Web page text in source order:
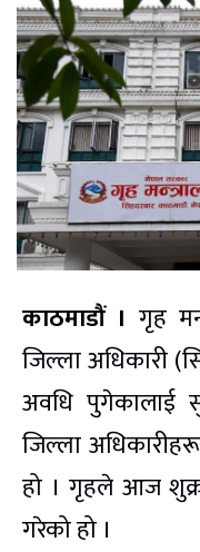
काठमाडौं । गृह
जिल्ला अधिकारी
अवधि पुगेकालाई
जिल्ला
हो । गृहले आज
गरेको हो ।